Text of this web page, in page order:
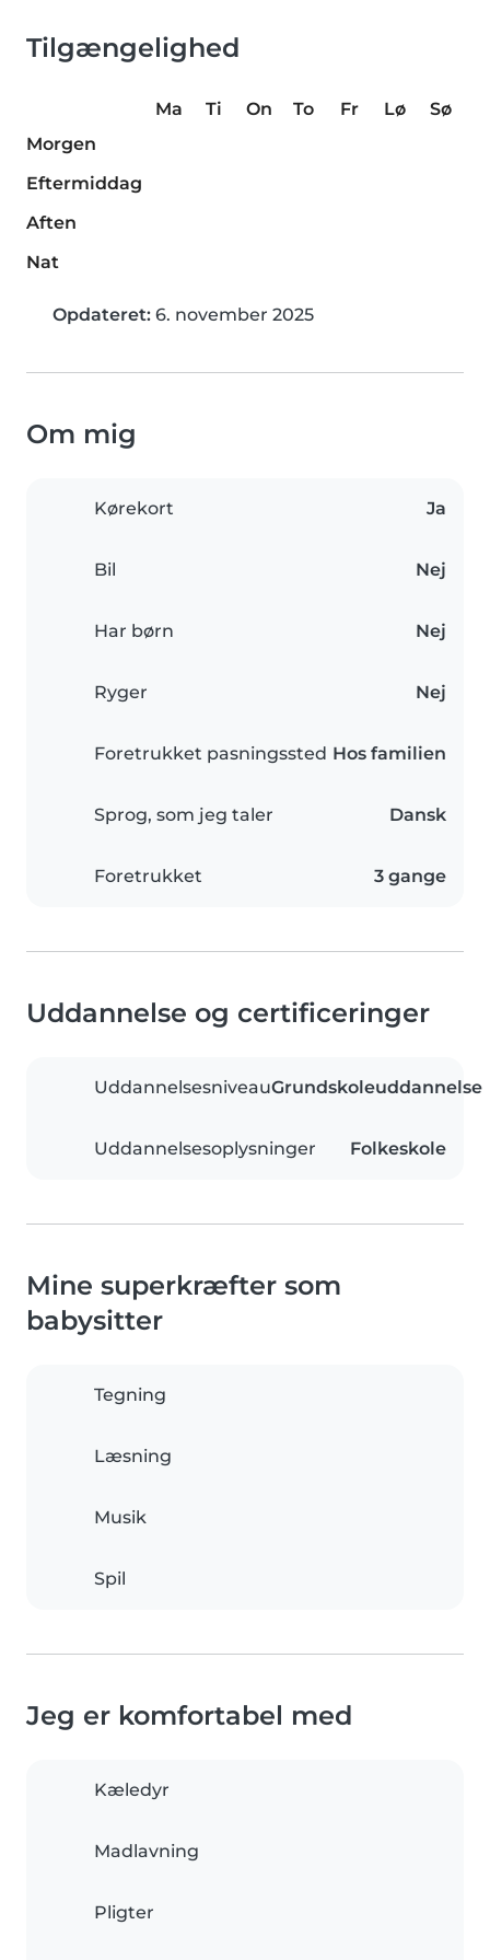
Tilgængelighed
Ma Ti On To Fr Lø
Sø
Morgen
Eftermiddag
Aften
Nat
Opdateret: 6. november 2025
Om mig
Kørekort Ja
Bil Nej
Har børn Nej
Ryger Nej
Foretrukket pasningssted Hos familien
Sprog, som jeg taler Dansk
Foretrukket 3 gange
Uddannelse og certificeringer
UddannelsesniveauGrundskoleuddannelse
Uddannelsesoplysninger Folkeskole
Mine superkræfter som
babysitter
Tegning
Læsning
Musik
Spil
Jeg er komfortabel med
Kæledyr
Madlavning
Pligter